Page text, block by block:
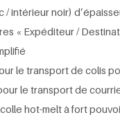
/ intérieur noir)
« Expéditeur /
le transport de colis
le transport de
hot-melt à fort